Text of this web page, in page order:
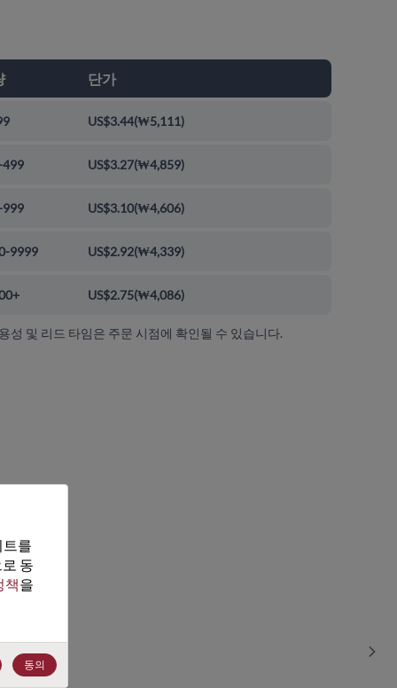
단가
US$3.44(₩5,111)
499 US$3.27(₩4,859)
999 US$3.10(₩4,606)
9999 US$2.92(₩4,339)
US$2.75(₩4,086)
성 및 리드 타임은 주문 시점에 확인될 수 있습니다.
트를
동
책을
동의